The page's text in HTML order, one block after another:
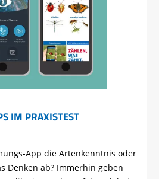
IM PRAXISTEST
App die Artenkenntnis oder
Denken ab? Immerhin geben